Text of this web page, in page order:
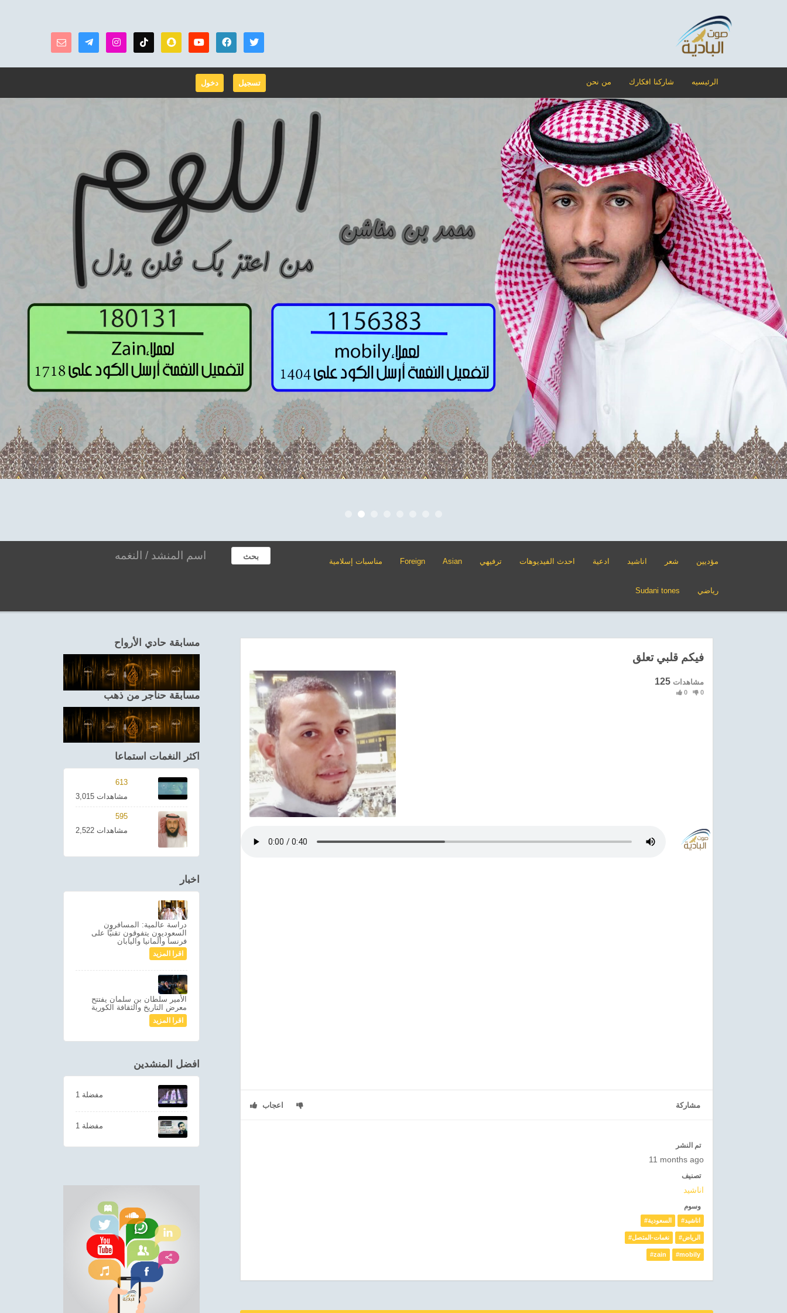
دخول تسجيل من نحن شاركنا افكارك الرئيسيه
بحث
مؤديين شعر اناشيد ادعية احدث الفيديوهات ترفيهي Asian
Foreign مناسبات إسلامية
رياضي Sudani tones
فيكم قلبي تعلق
125 مشاهدات
0 0
اعجاب مشاركة
تم النشر
11 months ago
تصنيف
اناشيد
وسوم
#السعودية #اناشيد
#نغمات-المتصل #الرياض
#zain #mobily
مسابقة حادي الأرواح
مسابقة حناجر من ذهب
اكثر النغمات استماعا
613
3,015 مشاهدات
595
2,522 مشاهدات
اخبار
دراسة عالمية: المسافرون
السعوديون يتفوقون تقنيًّا على
فرنسا وألمانيا واليابان
اقرا المزيد
الأمير سلطان بن سلمان يفتتح
معرض التاريخ والثقافة الكورية
اقرا المزيد
افضل المنشدين
1 مفضلة
1 مفضلة